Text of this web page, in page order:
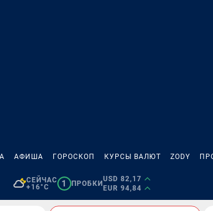
АФИША ГОРОСКОП КУРСЫ ВАЛЮТ ZODY
СЕЙЧАС
+16°C
1 ПРОБКИ
USD 82,17
EUR 94,84